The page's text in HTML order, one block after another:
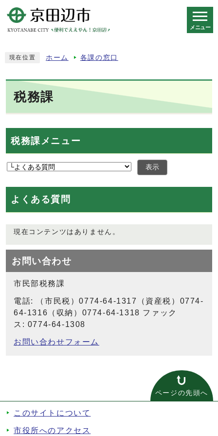
メニュー
現在位置 ホーム 各課の窓口
税務課
税務課メニュー
表示
よくある質問
現在コンテンツはありません。
お問い合わせ
市民部税務課
電話: （市民税）0774-64-1317（資産税）0774-
64-1316（収納）0774-64-1318 ファック
ス: 0774-64-1308
お問い合わせフォーム
ページの先頭へ
このサイトについて
市役所へのアクセス